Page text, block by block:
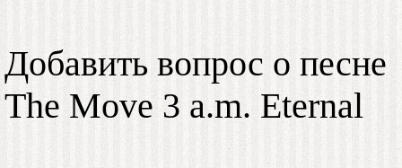
Добавить вопрос о песне
The Move 3 a.m. Eternal